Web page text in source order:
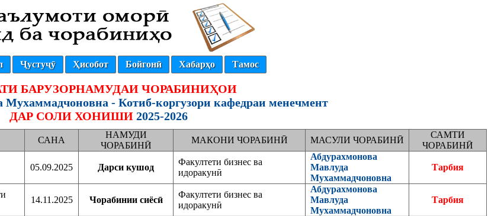
Ҷустуҷӯ Ҳисобот Бойгонӣ Хабарҳо Тамос
БАРУЗОРНАМУДАИ ЧОРАБИНИҲОИ
Мухаммадчоновна - Котиб-коргузори кафедраи менечмент
ДАР СОЛИ ХОНИШИ 2025-2026
САНА
НАМУДИ
ЧОРАБИНӢ
МАКОНИ ЧОРАБИНӢ МАСУЛИ ЧОРАБИНӢ
САМТИ
ЧОРАБИНӢ
05.09.2025 Дарси кушод
Факултети бизнес ва
идоракунӣ
Абдурахмонова
Мавлуда
Мухаммадчоновна
Тарбия
14.11.2025 Чорабинии сиёсӣ
Факултети бизнес ва
идоракунӣ
Абдурахмонова
Мавлуда
Мухаммадчоновна
Тарбия